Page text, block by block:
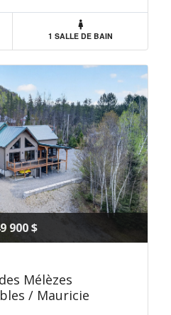
1 SALLE DE BAIN
900 $
Mélèzes
/ Mauricie